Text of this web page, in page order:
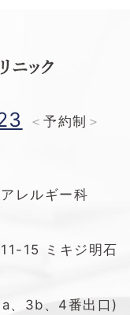
予約制
レルギー科
15 ミキジ明石
、3b、4番出口)